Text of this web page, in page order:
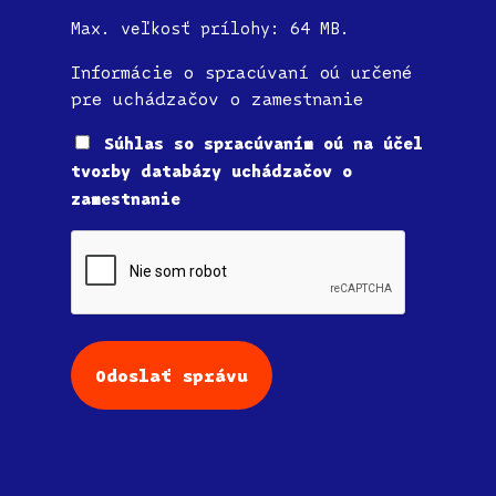
Max. veľkosť prílohy: 64 MB.
Informácie o spracúvaní oú určené
pre uchádzačov o zamestnanie
SúhlasSúhlas so spracúvaním oú na účel
tvorby databázy uchádzačov o
zamestnanie